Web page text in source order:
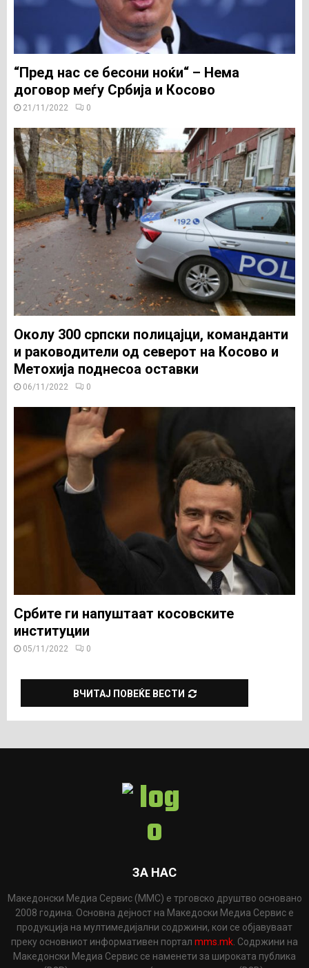
“Пред нас се бесони ноќи“ – Нема
договор меѓу Србија и Косово
21/11/2022 0
Околу 300 српски полицајци, команданти
и раководители од северот на Косово и
Метохија поднесоа оставки
06/11/2022 0
Србите ги напуштаат косовските
институции
05/11/2022 0
ВЧИТАЈ ПОВЕЌЕ ВЕСТИ
ЗА НАС
Македонски Медиа Сервис (ММС) е трговско друштво основано
2008 година. Основна дејност на Македоски Медиа Сервис е
продукција на мултимедијални содржини, кои се објавуваат
преку основниот информативен портал mms.mk . Содржини на
Македонски Медиа Сервис се наменети за широката публика